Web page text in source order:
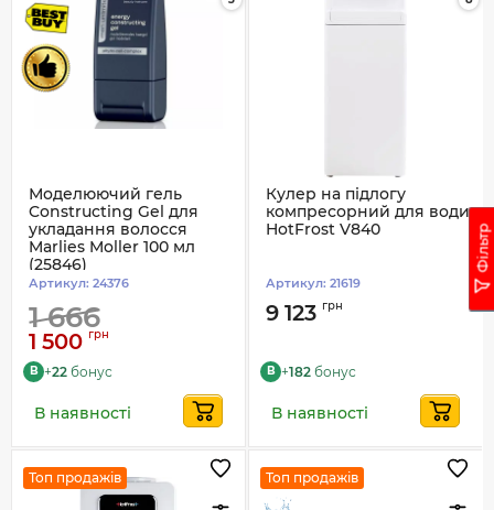
Фільтр
Моделюючий гель
Constructing Gel для
укладання волосся
Marlies Moller 100 мл
(25846)
Артикул: 24376
1 666
1 500 грн
B +22 бонус
В наявності
Кулер на підлогу
компресорний для води
HotFrost V840
Артикул: 21619
9 123 грн
B +182 бонус
В наявності
Топ продажів Топ продажів